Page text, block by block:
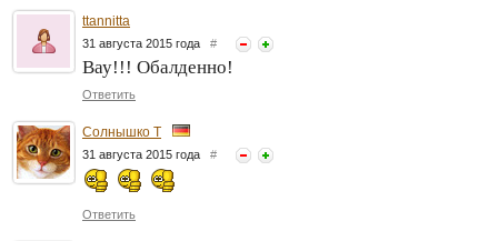
ttannitta
31 августа 2015 года #
Вау!!! Обалденно!
Ответить
Солнышко Т
31 августа 2015 года #
Ответить